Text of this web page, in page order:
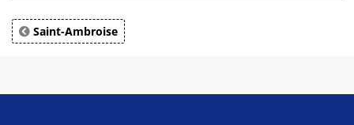
Saint-Ambroise